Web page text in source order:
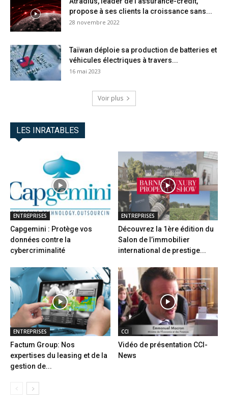
propose à ses clients la croissance sans...
28 novembre 2022
Taïwan déploie sa production de batteries et
véhicules électriques à travers...
16 mai 2023
Voir plus
LES INRATABLES
ENTREPRISES
Capgemini : Protège vos
données contre la
cybercriminalité
ENTREPRISES
Découvrez la 1ère édition du
Salon de l’immobilier
international de prestige...
ENTREPRISES
Factum Group: Nos
expertises du leasing et de la
gestion de...
CCI
Vidéo de présentation CCI-
News